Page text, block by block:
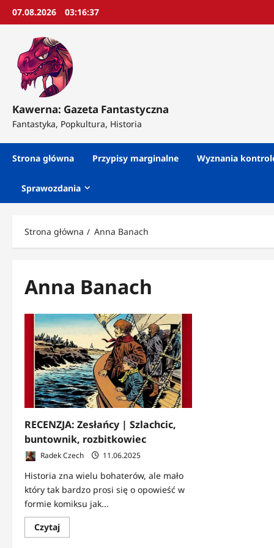
Przejdź
07.08.2026 03:16:38
Kawerna: Gazeta Fantastyczna
Fantastyka, Popkultura, Historia
Strona główna Przypisy marginalne Wyznania
Sprawozdania
Strona główna Anna Banach
Anna Banach
RECENZJA: Zesłańcy | Szlachcic,
buntownik, rozbitkowiec
Radek Czech 11.06.2025
Historia zna wielu bohaterów, ale mało
który tak bardzo prosi się o opowieść w
formie komiksu jak...
CzytajDowiedz
się